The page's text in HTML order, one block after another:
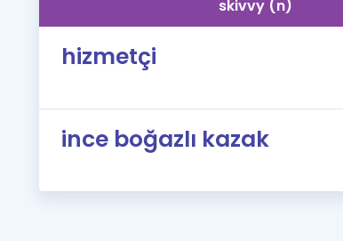
skivvy (n)
hizmetçi
ince boğazlı kazak